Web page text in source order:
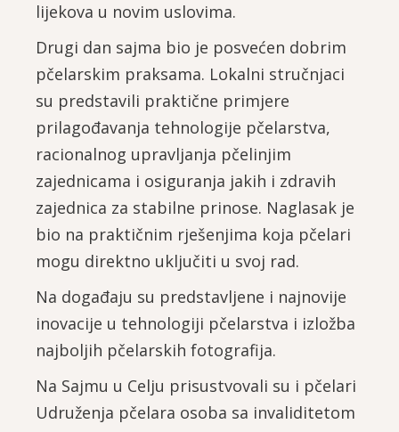
lijekova u novim uslovima.
Drugi dan sajma bio je posvećen dobrim
pčelarskim praksama. Lokalni stručnjaci
su predstavili praktične primjere
prilagođavanja tehnologije pčelarstva,
racionalnog upravljanja pčelinjim
zajednicama i osiguranja jakih i zdravih
zajednica za stabilne prinose. Naglasak je
bio na praktičnim rješenjima koja pčelari
mogu direktno uključiti u svoj rad.
Na događaju su predstavljene i najnovije
inovacije u tehnologiji pčelarstva i izložba
najboljih pčelarskih fotografija.
Na Sajmu u Celju prisustvovali su i pčelari
Udruženja pčelara osoba sa invaliditetom